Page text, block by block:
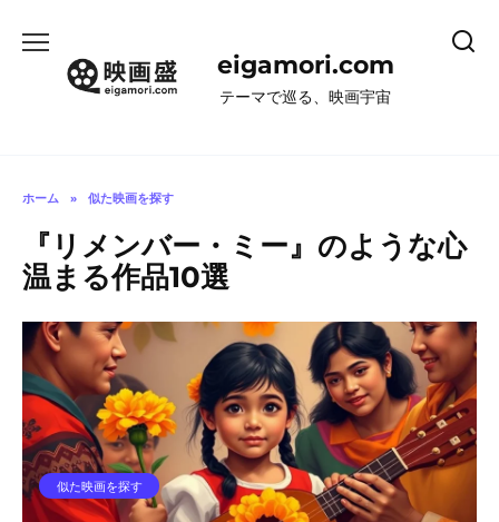
eigamori.com
テーマで巡る、映画宇宙
ホーム » 似た映画を探す
『リメンバー・ミー』のような心
温まる作品10選
似た映画を探す